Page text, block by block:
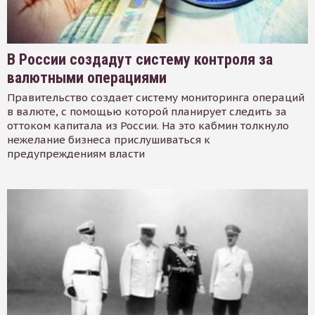
В России создадут систему контроля за
валютными операциями
Правительство создает систему мониторинга операций
в валюте, с помощью которой планирует следить за
оттоком капитала из России. На это кабмин толкнуло
нежелание бизнеса прислушиваться к
предупреждениям власти